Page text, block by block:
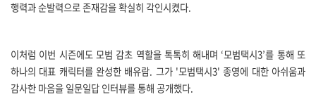
행력과 순발력으로 존재감을 확실히 각인시켰다.
이처럼 이번 시즌에도 모범 감초 역할을 톡톡히 해내며 ‘모범택시3’를 통해 또
하나의 대표 캐릭터를 완성한 배유람. 그가'모범택시3'종영에 대한 아쉬움과
감사한 마음을 일문일답 인터뷰를 통해 공개했다.